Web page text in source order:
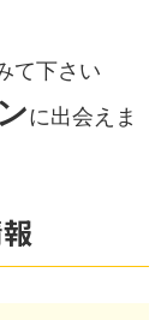
て下さい
に出会えま